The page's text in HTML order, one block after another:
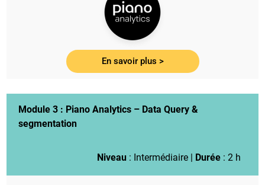
En savoir plus >
Module 3 : Piano Analytics – Data Query &
segmentation
Niveau: Intermédiaire | Durée: 2 h